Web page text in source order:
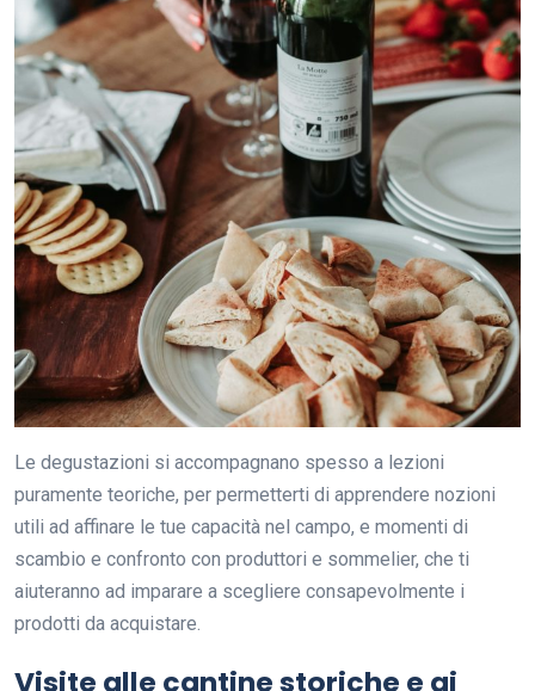
Le degustazioni si accompagnano spesso a lezioni
puramente teoriche, per permetterti di apprendere nozioni
utili ad affinare le tue capacità nel campo, e momenti di
scambio e confronto con produttori e sommelier, che ti
aiuteranno ad imparare a scegliere consapevolmente i
prodotti da acquistare.
Visite alle cantine storiche e ai